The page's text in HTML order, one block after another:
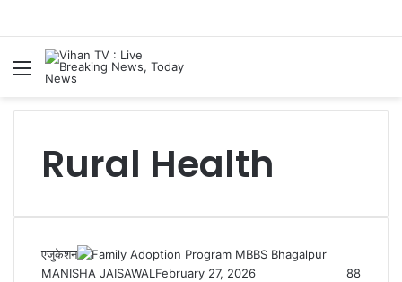
Menu
Rural Health
एजुकेशन
MANISHA JAISAWAL February 27, 2026 88